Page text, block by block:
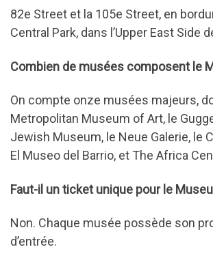
82e Street et la 105e Street, en
Central Park, dans l’Upper East Side
Combien de musées composent le
On compte onze musées majeurs,
Metropolitan Museum of Art, le
Jewish Museum, le Neue Galerie, le
El Museo del Barrio, et The Africa
Faut-il un ticket unique pour le
Non. Chaque musée possède son
d’entrée.